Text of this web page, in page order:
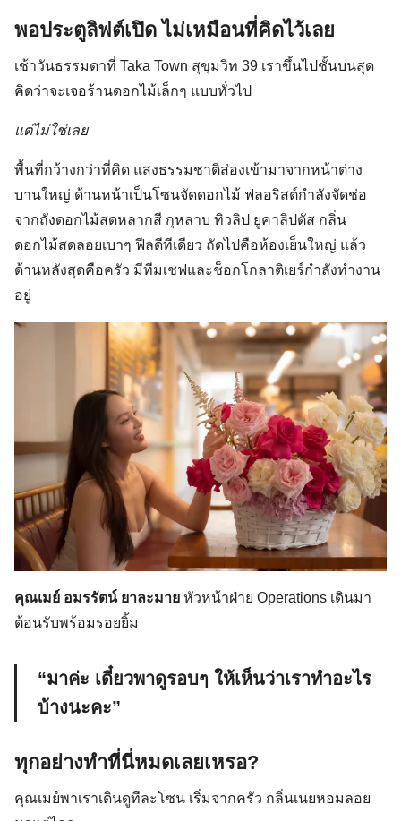
พอประตูลิฟต์เปิด ไม่เหมือนที่คิดไว้เลย
เช้าวันธรรมดาที่ Taka Town สุขุมวิท 39 เราขึ้นไปชั้นบนสุด
คิดว่าจะเจอร้านดอกไม้เล็กๆ แบบทั่วไป
แต่ไม่ใช่เลย
พื้นที่กว้างกว่าที่คิด แสงธรรมชาติส่องเข้ามาจากหน้าต่าง
บานใหญ่ ด้านหน้าเป็นโซนจัดดอกไม้ ฟลอริสต์กำลังจัดช่อ
จากถังดอกไม้สดหลากสี กุหลาบ ทิวลิป ยูคาลิปตัส กลิ่น
ดอกไม้สดลอยเบาๆ ฟีลดีทีเดียว ถัดไปคือห้องเย็นใหญ่ แล้ว
ด้านหลังสุดคือครัว มีทีมเชฟและช็อกโกลาติเยร์กำลังทำงาน
อยู่
คุณเมย์ อมรรัตน์ ยาละมาย หัวหน้าฝ่าย Operations เดินมา
ต้อนรับพร้อมรอยยิ้ม
“มาค่ะ เดี๋ยวพาดูรอบๆ ให้เห็นว่าเราทำอะไร
บ้างนะคะ”
ทุกอย่างทำที่นี่หมดเลยเหรอ?
คุณเมย์พาเราเดินดูทีละโซน เริ่มจากครัว กลิ่นเนยหอมลอย